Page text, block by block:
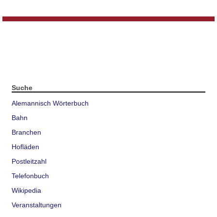
Suche
Alemannisch Wörterbuch
Bahn
Branchen
Hofläden
Postleitzahl
Telefonbuch
Wikipedia
Veranstaltungen